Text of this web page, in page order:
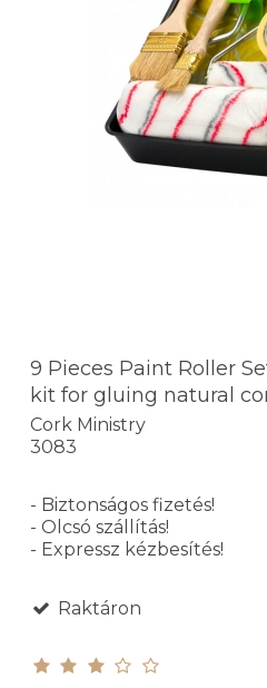
9 Pieces Paint Roller
kit for gluing natural
Cork Ministry
3083
- Biztonságos fizetés!
- Olcsó szállítás!
- Expressz kézbesítés!
Raktáron